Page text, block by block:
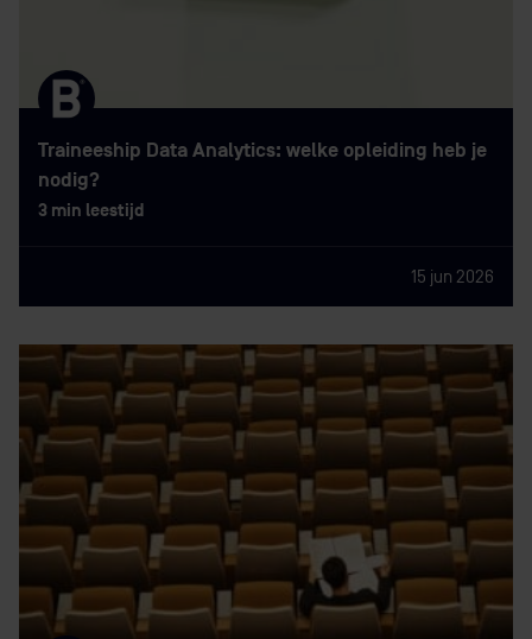
Traineeship Data Analytics: welke opleiding heb je
nodig?
3 min leestijd
15 jun 2026